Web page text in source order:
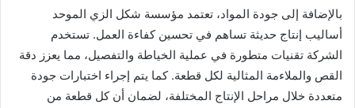
بالإضافة إلى جودة المواد، تعتمد مؤسسة شكل الزي الموحد
أساليب إنتاج حديثة تساهم في تحسين كفاءة العمل. تستخدم
الشركة تقنيات متطورة في عملية الخياطة والتفصيل، مما يعزز دقة
القص والملاءمة المثالية لكل قطعة. كما يتم إجراء اختبارات جودة
متعددة خلال مراحل الإنتاج المختلفة، لضمان أن كل قطعة من